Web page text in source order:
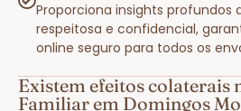
Proporciona insights profundos
respeitosa e confidencial,
online seguro para todos os
Existem efeitos colaterais
Familiar em Domingos